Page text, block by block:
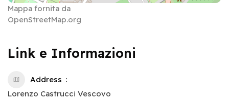
Mappa fornita da
OpenStreetMap.org
Link e Informazioni
Address
Lorenzo Castrucci Vescovo